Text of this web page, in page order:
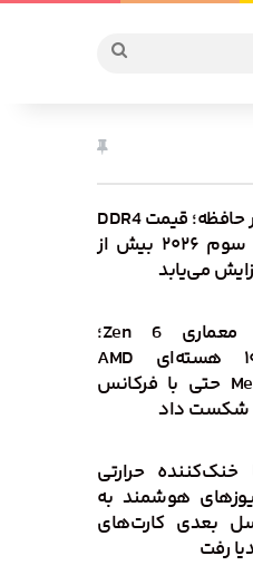
جستجو
بحران در بازار حافظه؛ قیمت DDR4
در سه‌ماهه سوم ۲۰۲۶ بیش از
قدرت‌نمایی معماری Zen 6؛
پردازنده ۱۰ هسته‌ای AMD
Medusa Point حتی با فرکانس
را شکست داد
حرارتی
هوشمند به
بعدی کارت‌های
رفت